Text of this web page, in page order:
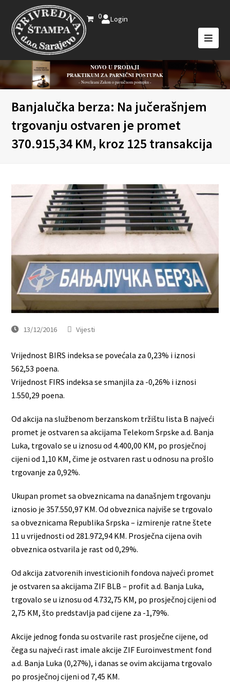
0 Login
NOVO U PRODAJI
PRAKTIKUM ZA PARNIČNI POSTUPAK
- Novelirani Zakon o parničnom postupku -
Banjalučka berza: Na jučerašnjem
trgovanju ostvaren je promet
370.915,34 KM, kroz 125 transakcija
13/12/2016 Vijesti
Vrijednost BIRS indeksa se povećala za 0,23% i iznosi
562,53 poena.
Vrijednost FIRS indeksa se smanjila za -0,26% i iznosi
1.550,29 poena.
Od akcija na službenom berzanskom tržištu lista B najveći
promet je ostvaren sa akcijama Telekom Srpske a.d. Banja
Luka, trgovalo se u iznosu od 4.400,00 KM, po prosječnoj
cijeni od 1,10 KM, čime je ostvaren rast u odnosu na prošlo
trgovanje za 0,92%.
Ukupan promet sa obveznicama na današnjem trgovanju
iznosio je 357.550,97 KM. Od obveznica najviše se trgovalo
sa obveznicama Republika Srpska – izmirenje ratne štete
11 u vrijednosti od 281.972,94 KM. Prosječna cijena ovih
obveznica ostvarila je rast od 0,29%.
Od akcija zatvorenih investicionih fondova najveći promet
je ostvaren sa akcijama ZIF BLB – profit a.d. Banja Luka,
trgovalo se u iznosu od 4.732,75 KM, po prosječnoj cijeni od
2,75 KM, što predstavlja pad cijene za -1,79%.
Akcije jednog fonda su ostvarile rast prosječne cijene, od
čega su najveći rast imale akcije ZIF Euroinvestment fond
a.d. Banja Luka (0,27%), i danas se ovim akcijama trgovalo
po prosječnoj cijeni od 7,45 KM.